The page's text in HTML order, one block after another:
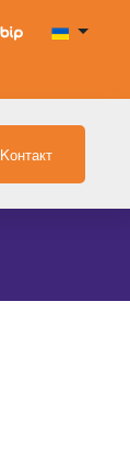
Kонтакт